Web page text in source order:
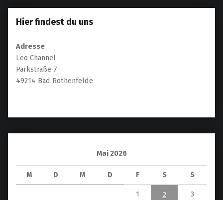
Hier findest du uns
Adresse
Leo Channel
Parkstraße 7
49214 Bad Rothenfelde
Mai 2026
M D M D F S S
1 2 3